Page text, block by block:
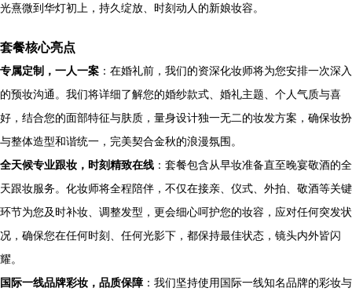
光熹微到华灯初上，持久绽放、时刻动人的新娘妆容。
套餐核心亮点
专属定制，一人一案 ：在婚礼前，我们的资深化妆师将为您安排一次深入
的预妆沟通。我们将详细了解您的婚纱款式、婚礼主题、个人气质与喜
好，结合您的面部特征与肤质，量身设计独一无二的妆发方案，确保妆扮
与整体造型和谐统一，完美契合金秋的浪漫氛围。
全天候专业跟妆，时刻精致在线 ：套餐包含从早妆准备直至晚宴敬酒的全
天跟妆服务。化妆师将全程陪伴，不仅在接亲、仪式、外拍、敬酒等关键
环节为您及时补妆、调整发型，更会细心呵护您的妆容，应对任何突发状
况，确保您在任何时刻、任何光影下，都保持最佳状态，镜头内外皆闪
耀。
国际一线品牌彩妆，品质保障 ：我们坚持使用国际一线知名品牌的彩妆与